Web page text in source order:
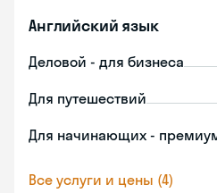
Английский язык
Деловой - для бизнеса
Для путешествий
Для начинающих -
Все услуги и цены (4)